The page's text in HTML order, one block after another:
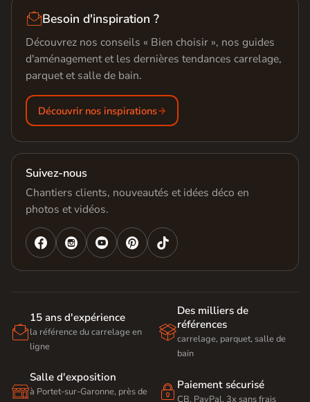
Besoin d'inspiration ?
Découvrez nos conseils « Bien choisir », nos guides
d'aménagement et les dernières tendances carrelage,
parquet et salle de bain.
Découvrir nos inspirations
Suivez-nous
Chantiers clients, nouveautés et idées déco en
photos et vidéos.
   

15 ans d'expérience
la référence du carrelage en
ligne

Des milliers de
références
carrelage, parquet, salle de
bain

Salle d'exposition
à Portet-sur-Garonne, près de
 Paiement sécurisé
CB, PayPal, 3x sans frais